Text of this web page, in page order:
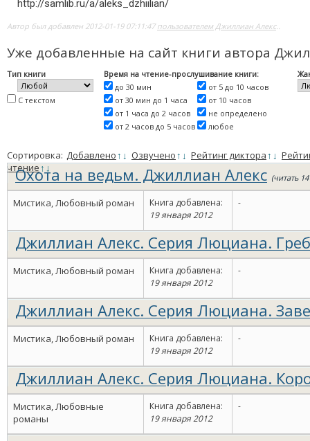
http://samlib.ru/a/aleks_dzhiilian/
Автор был добавлен 2012-01-19 07:11:47пользователем Джиллиан Алекс..
Уже добавленные на сайт книги автора
Тип книги
С текстом
Время на чтение-прослушивание книги:
до 30 мин
от 30 мин до 1 часа
от 1 часа до 2 часов
от 2 часов до 5 часов
от 5 до 10 часов
от 10 часов
не определено
любое
Сортировка: Добавлено↑ ↓ Озвучено↑ ↓ Рейтинг диктора↑ ↓
чтение↑↓
Охота на ведьм. Джиллиан Алекс (читать
Мистика, Любовный роман
Книга добавлена:
19 января 2012
-
Джиллиан Алекс. Серия Люциана.
люцианы. Том 1.
(читать 6 ч. 34 мин.)
Мистика, Любовный роман
Книга добавлена:
19 января 2012
-
Джиллиан Алекс. Серия Люциана.
Люцианы. Том 2. (читать 9 ч. 18 мин.)
Мистика, Любовный роман
Книга добавлена:
19 января 2012
-
Джиллиан Алекс. Серия Люциана.
Ночи. Том 3.
(читать 9 ч. 26 мин.)
Мистика, Любовные
романы
Книга добавлена:
19 января 2012
-